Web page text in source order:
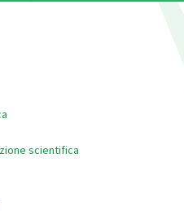
scientifica